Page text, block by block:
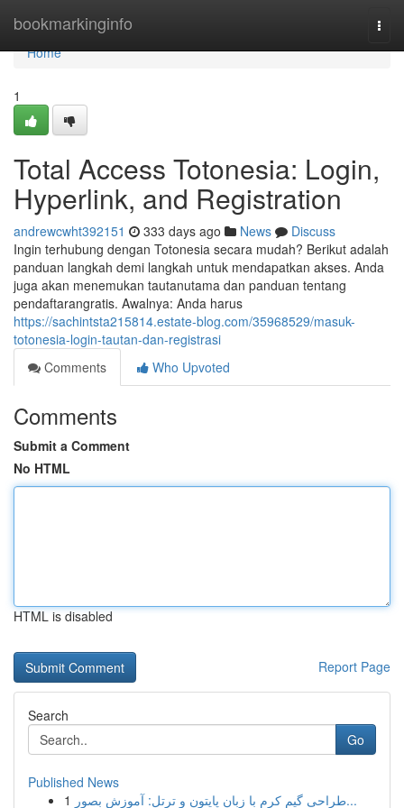
bookmarkinginfo
Home
Home
1
Total Access Totonesia: Login,
Hyperlink, and Registration
andrewcwht392151 333 days ago News
Discuss
Ingin terhubung dengan Totonesia secara mudah? Berikut adalah
panduan langkah demi langkah untuk mendapatkan akses. Anda
juga akan menemukan tautanutama dan panduan tentang
pendaftarangratis. Awalnya: Anda harus
https://sachintsta215814.estate-blog.com/35968529/masuk-
totonesia-login-tautan-dan-registrasi
Comments
Who Upvoted
Comments
Submit a Comment
No HTML
HTML is disabled
Report Page
Search
Go
Published News
1
طراحی گیم کرم با زبان پایتون و ترتل: آموزش بصور...